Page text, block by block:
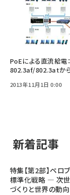
PoEによる直流給電
802.3af/802.3atか
2013年11月1日 0:00
新着記事
特集【第2部】ペロ
標準化戦略 ― 次
づくりと世界の動